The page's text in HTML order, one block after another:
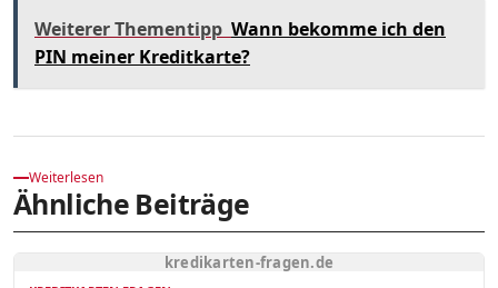
Weiterer Thementipp Wann bekomme ich den
PIN meiner Kreditkarte?
Weiterlesen
Ähnliche Beiträge
kredikarten-fragen.de